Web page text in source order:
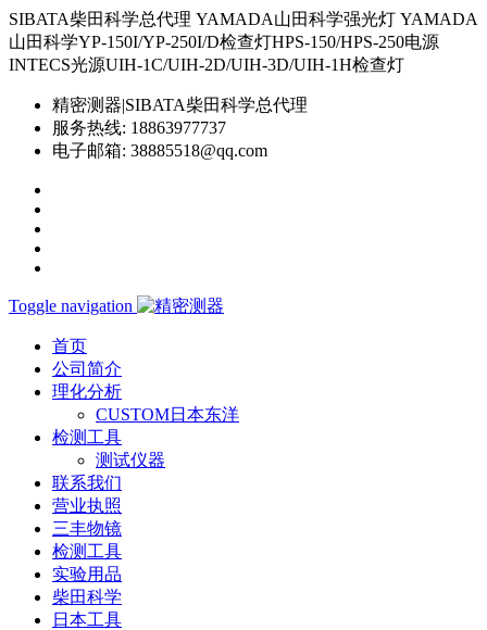
SIBATA柴田科学总代理 YAMADA山田科学强光灯 YAMADA
山田科学YP-150I/YP-250I/D检查灯HPS-150/HPS-250电源
INTECS光源UIH-1C/UIH-2D/UIH-3D/UIH-1H检查灯
精密测器|SIBATA柴田科学总代理
服务热线: 18863977737
电子邮箱: 38885518@qq.com
Toggle navigation
首页
公司简介
理化分析
CUSTOM日本东洋
检测工具
测试仪器
联系我们
营业执照
三丰物镜
检测工具
实验用品
柴田科学
日本工具